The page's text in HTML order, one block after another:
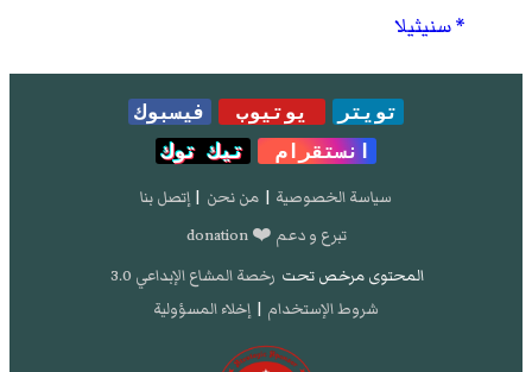
سنيثيلا
تويتر يوتيوب
فيسبوك
انستقرام
تيك توك
سياسة الخصوصية | من نحن | إتصل بنا
تبرع و دعم ❤️ donation
المحتوى مرخص تحت رخصة المشاع الإبداعي 3.0
شروط الإستخدام | إخلاء المسؤولية